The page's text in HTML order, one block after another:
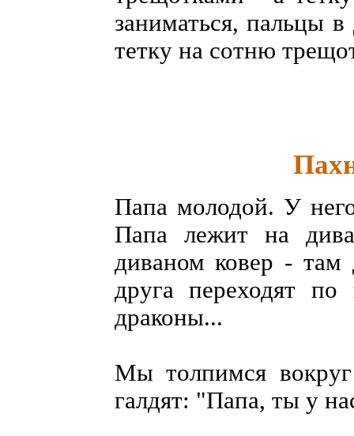
заниматься, пальцы
тетку на сотню
Папа молодой. У
Папа лежит на
диваном ковер - там
друга переходят по
драконы...
Мы толпимся
галдят: "Папа, ты у